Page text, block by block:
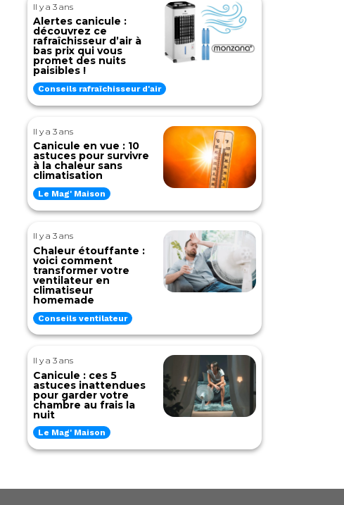
Il y a 3 ans
Alertes canicule :
découvrez ce
rafraîchisseur d’air à
bas prix qui vous
promet des nuits
paisibles !
Conseils rafraîchisseur d'air
Il y a 3 ans
Canicule en vue : 10
astuces pour survivre
à la chaleur sans
climatisation
Le Mag' Maison
Il y a 3 ans
Chaleur étouffante :
voici comment
transformer votre
ventilateur en
climatiseur
homemade
Conseils ventilateur
Il y a 3 ans
Canicule : ces 5
astuces inattendues
pour garder votre
chambre au frais la
nuit
Le Mag' Maison